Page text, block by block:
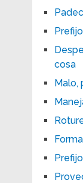
cosa
Malo,